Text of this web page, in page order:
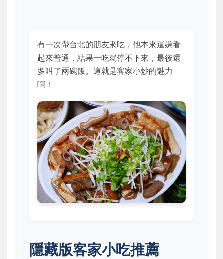
有一次帶台北的朋友來吃，他本來還嫌看
起來普通，結果一吃就停不下來，最後還
多叫了兩碗飯。這就是客家小炒的魅力
啊！
隱藏版客家小吃推薦